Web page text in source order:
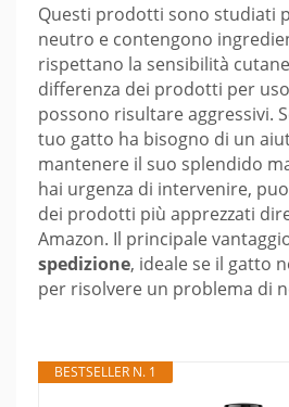
Questi prodotti sono studiati
neutro e contengono
rispettano la sensibilità
differenza dei prodotti per
possono risultare aggressivi.
tuo gatto ha bisogno di un
mantenere il suo splendido
hai urgenza di intervenire,
dei prodotti più apprezzati
Amazon. Il principale
spedizione, ideale se il gatto
per risolvere un problema di
BESTSELLER N. 1